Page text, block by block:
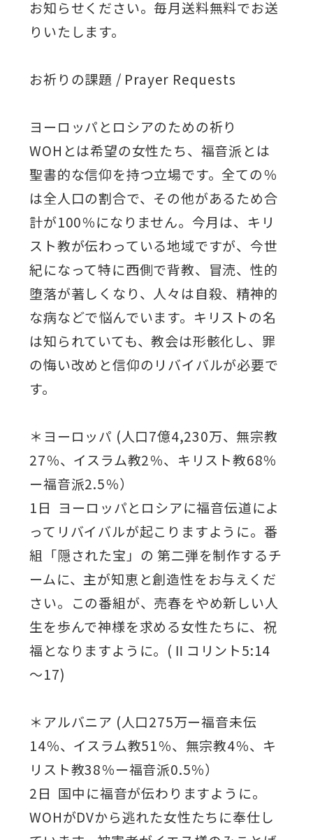
お知らせください。毎月送料無料でお送
りいたします。
お祈りの課題 / Prayer Requests
ヨーロッパとロシアのための祈り
WOHとは希望の女性たち、福音派とは
聖書的な信仰を持つ立場です。全ての％
は全人口の割合で、その他があるため合
計が100％になりません。今月は、キリ
スト教が伝わっている地域ですが、今世
紀になって特に西側で背教、冒涜、性的
堕落が著しくなり、人々は自殺、精神的
な病などで悩んでいます。キリストの名
は知られていても、教会は形骸化し、罪
の悔い改めと信仰のリバイバルが必要で
す。
＊ヨーロッパ (人口7億4,230万、無宗教
27％、イスラム教2％、キリスト教68％
ー福音派2.5％）
1日 ヨーロッパとロシアに福音伝道によ
ってリバイバルが起こりますように。番
組「隠された宝」の 第二弾を制作するチ
ームに、主が知恵と創造性をお与えくだ
さい。この番組が、売春をやめ新しい人
生を歩んで神様を求める女性たちに、祝
福となりますように。(Ⅱコリント5:14
～17)
＊アルバニア (人口275万ー福音未伝
14％、イスラム教51％、無宗教4％、キ
リスト教38％ー福音派0.5％）
2日 国中に福音が伝わりますように。
WOHがDVから逃れた女性たちに奉仕し